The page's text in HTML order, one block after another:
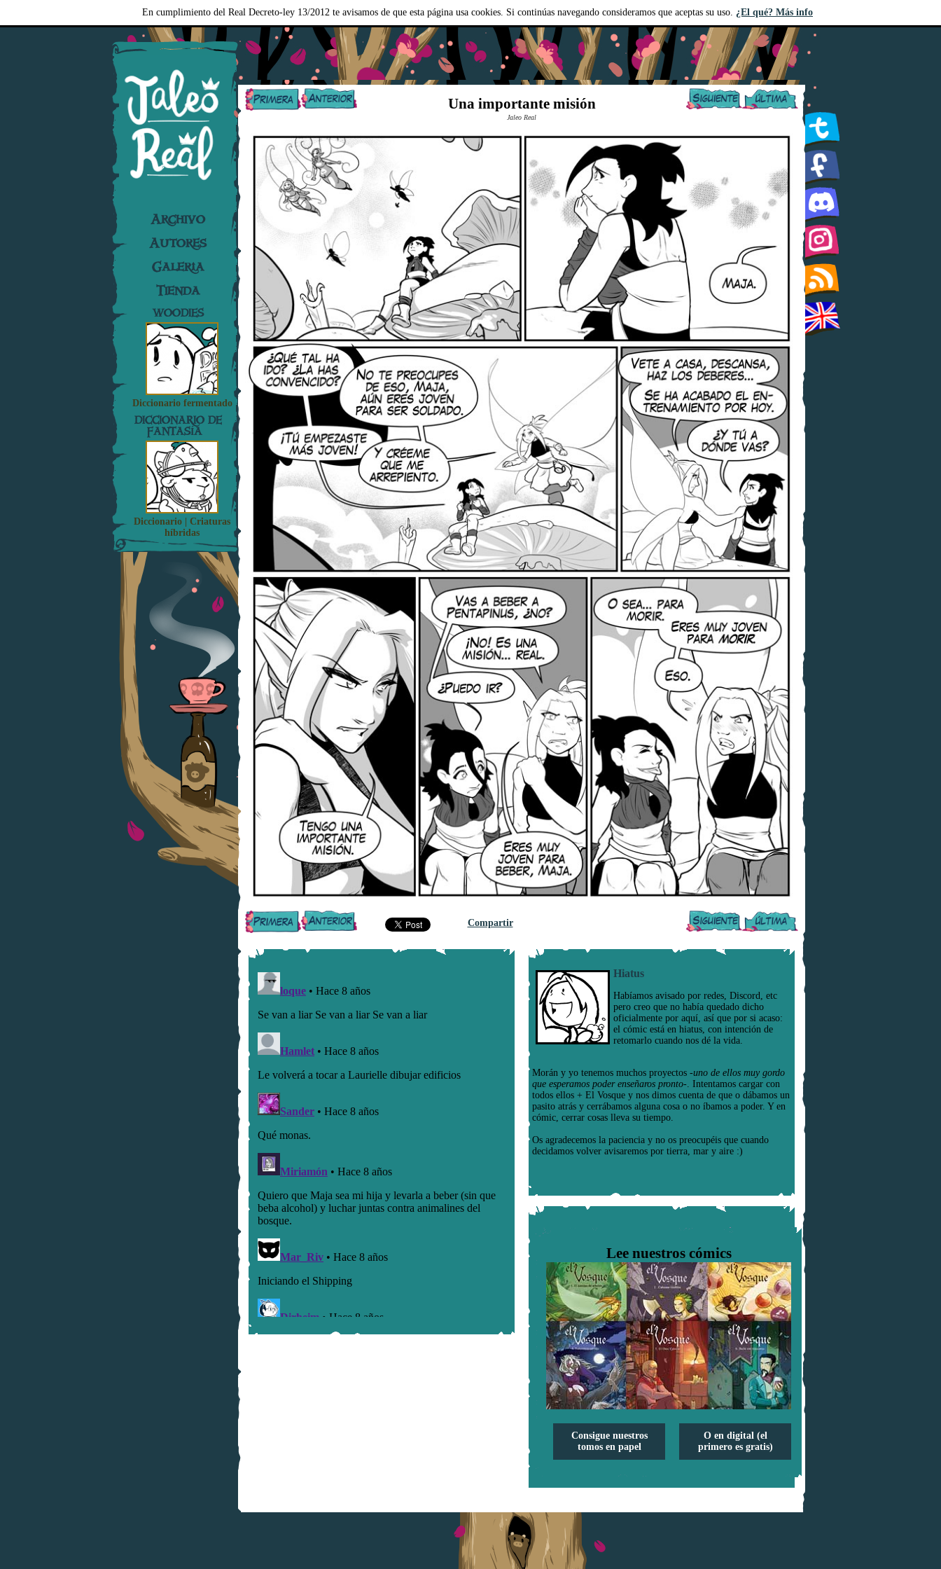
En cumplimiento del Real Decreto-ley 13/2012 te avisamos de que esta página usa cookies. Si continúas navegando consideramos que aceptas su uso. ¿El qué? Más info
Archivo
Autores
Galería
Tienda
WOODIES
Diccionario fermentado
DICCIONARIO DE
FANTASÍA
Diccionario | Criaturas
híbridas
Una importante misión
Jaleo Real
Compartir
Hiatus
Habíamos avisado por redes, Discord, etc
pero creo que no había quedado dicho
oficialmente por aquí, así que por si acaso:
el cómic está en hiatus, con intención de
retomarlo cuando nos dé la vida.
Morán y yo tenemos muchos proyectos -uno de ellos muy gordo
que esperamos poder enseñaros pronto- . Intentamos cargar con
todos ellos + El Vosque y nos dimos cuenta de que o dábamos un
pasito atrás y cerrábamos alguna cosa o no íbamos a poder. Y en
cómic, cerrar cosas lleva su tiempo.
Os agradecemos la paciencia y no os preocupéis que cuando
decidamos volver avisaremos por tierra, mar y aire :)
Lee nuestros cómics
Consigue nuestros
tomos en papel
O en digital (el
primero es gratis)